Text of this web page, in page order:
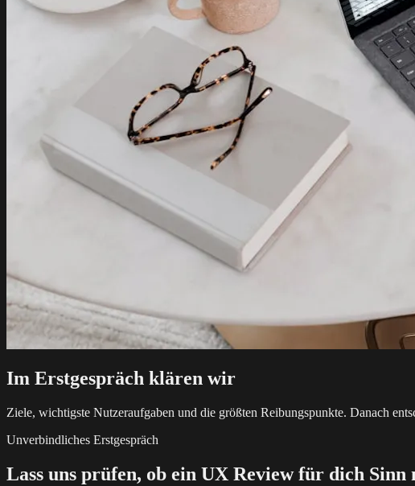
Im Erstgespräch klären wir
Ziele, wichtigste Nutzeraufgaben und die größten Reibungspunkte. Danach
Unverbindliches Erstgespräch
Lass uns prüfen, ob ein UX Review für dich Sinn